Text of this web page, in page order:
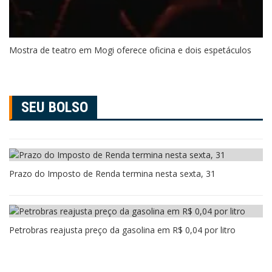
Mostra de teatro em Mogi oferece oficina e dois espetáculos
SEU BOLSO
Prazo do Imposto de Renda termina nesta sexta, 31
Petrobras reajusta preço da gasolina em R$ 0,04 por litro